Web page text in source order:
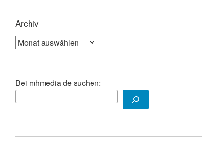
Archiv
Archiv
Bei mhmedia.de suchen: